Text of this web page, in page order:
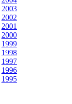
2003
2002
2001
2000
1999
1998
1997
1996
1995